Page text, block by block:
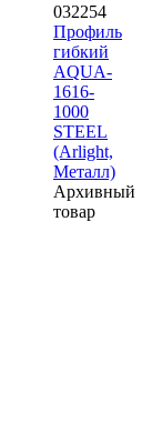
032254
Профиль
гибкий
AQUA-
1616-
1000
STEEL
(Arlight,
Металл)
Архивный
товар